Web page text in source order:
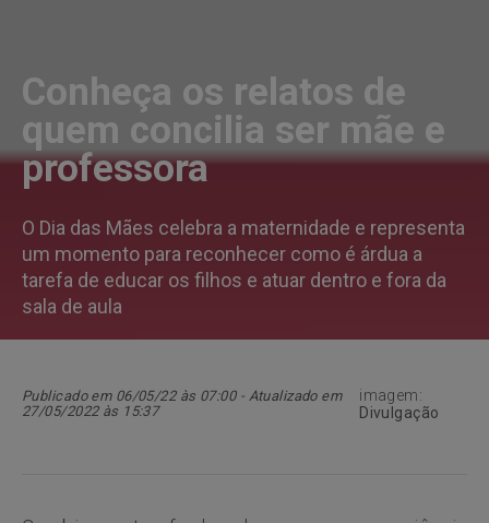
Conheça os relatos de
quem concilia ser mãe e
professora
O Dia das Mães celebra a maternidade e representa
um momento para reconhecer como é árdua a
tarefa de educar os filhos e atuar dentro e fora da
sala de aula
Publicado em 06/05/22 às 07:00 - Atualizado em
27/05/2022 às 15:37
imagem:
Divulgação